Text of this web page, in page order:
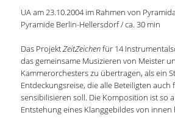
UA am 23.10.2004 im Rahmen von
Pyramide Berlin-Hellersdorf / ca. 30 min
Das ProjektZeitZeichenfür 14
das gemeinsame Musizieren von Meister
Kammerorchesters zu übertragen, als ein
Entdeckungsreise, die alle Beteiligten
sensibilisieren soll. Die Komposition ist so
Entstehung eines Klanggebildes von